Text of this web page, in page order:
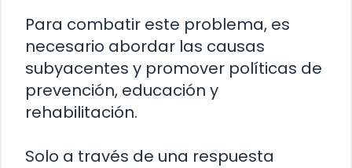
Para combatir este problema, es
necesario abordar las causas
subyacentes y promover políticas de
prevención, educación y
rehabilitación.
Solo a través de una respuesta